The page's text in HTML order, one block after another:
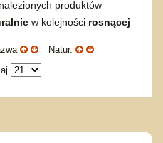
produktów
w kolejności rosnącej
Natur.